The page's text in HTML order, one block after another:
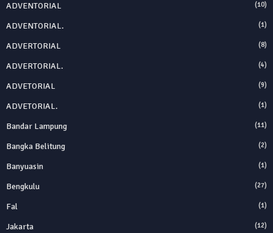
ADVENTORIAL (10)
ADVENTORIAL. (1)
ADVERTORIAL (8)
ADVERTORIAL. (4)
ADVETORIAL (9)
ADVETORIAL. (1)
Bandar Lampung (11)
Bangka Belitung (2)
Banyuasin (1)
Bengkulu (27)
Fal (1)
Jakarta (12)